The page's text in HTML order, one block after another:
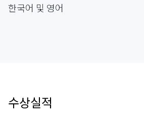
한국어 및 영어
수상실적